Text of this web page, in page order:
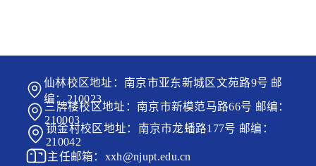
仙林校区地址：南京市亚东新城区文苑路9号 邮
编：210023
三牌楼校区地址：南京市新模范马路66号 邮编：
210003
锁金村校区地址：南京市龙蟠路177号 邮编：
210042
主任邮箱：xxh@njupt.edu.cn